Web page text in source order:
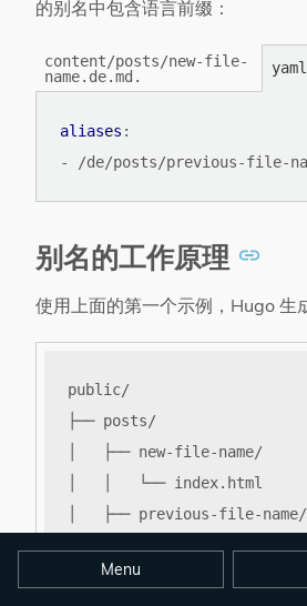
的别名中包含语言前缀：
content/posts/new-file-
name.de.md.
yaml
aliases :
-
/de/posts/previous-file-
别名的工作原理
使用上面的第一个示例，Hugo 生
Menu